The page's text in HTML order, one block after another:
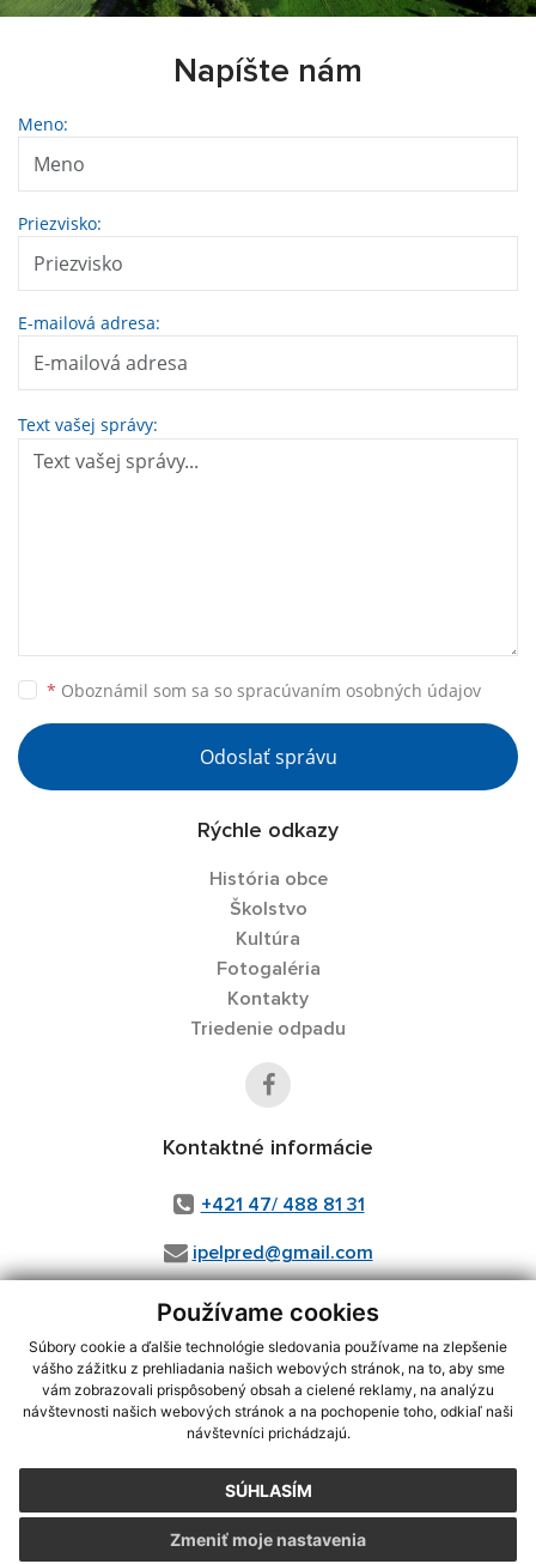
Používame cookies
Súbory cookie a ďalšie technológie sledovania používame na zlepšenie
vášho zážitku z prehliadania našich webových stránok, na to, aby sme
vám zobrazovali prispôsobený obsah a cielené reklamy, na analýzu
návštevnosti našich webových stránok a na pochopenie toho, odkiaľ naši
návštevníci prichádzajú.
SÚHLASÍM
Zmeniť moje nastavenia
Napíšte nám
Meno:
Priezvisko:
E-mailová adresa:
Text vašej správy:
* Oboznámil som sa so spracúvaním osobných údajov
Odoslať správu
Rýchle odkazy
História obce
Školstvo
Kultúra
Fotogaléria
Kontakty
Triedenie odpadu
Kontaktné informácie
+421 47/ 488 81 31
ipelpred@gmail.com
využite možnosť získavania aktuálnych informácií s využitím RSS,
CMS systém (redakčný) systém ECHELON 2,Mapa stránok, web portál
webhosting, wbx, s.r.o.,domény,registrácia domény,spoločnosť wbx,
s.r.o.,technický prevádzkovateľ
Posledná aktualizácia:31.07.2026
Vytlačiť stránku|Vyhlásenie o prístupnosti
Autorské práva|Cookies